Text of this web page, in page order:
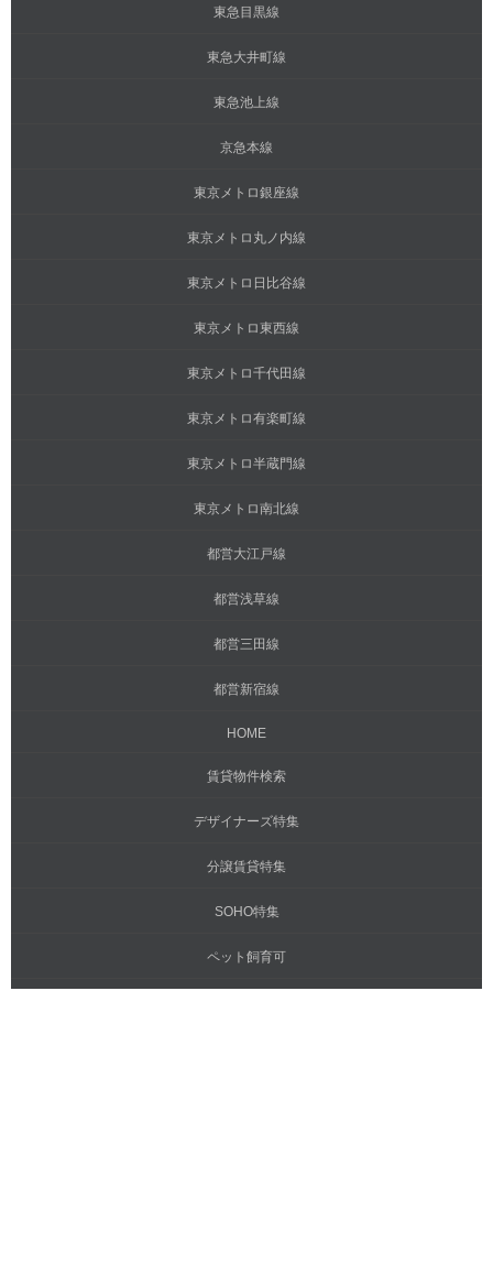
東急目黒線
東急大井町線
東急池上線
京急本線
東京メトロ銀座線
東京メトロ丸ノ内線
東京メトロ日比谷線
東京メトロ東西線
東京メトロ千代田線
東京メトロ有楽町線
東京メトロ半蔵門線
東京メトロ南北線
都営大江戸線
都営浅草線
都営三田線
都営新宿線
HOME
賃貸物件検索
デザイナーズ特集
分譲賃貸特集
SOHO特集
ペット飼育可